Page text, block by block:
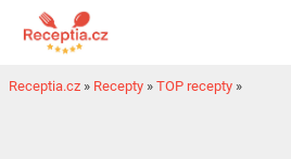
Receptia.cz » Recepty » TOP recepty »